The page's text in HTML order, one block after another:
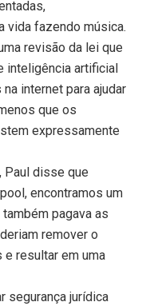
vida fazendo música.
revisão da lei que
inteligência artificial
internet para ajudar
que os
expressamente
Paul disse que
encontramos um
pagava as
remover o
resultar em uma
segurança jurídica